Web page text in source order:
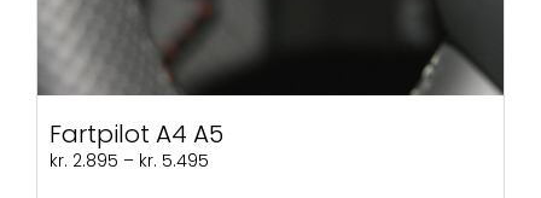
Fartpilot A4 A5
kr. 2.895 – kr. 5.495